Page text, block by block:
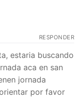
RESPONDER
estaria buscando
aca en san
jornada
por favor